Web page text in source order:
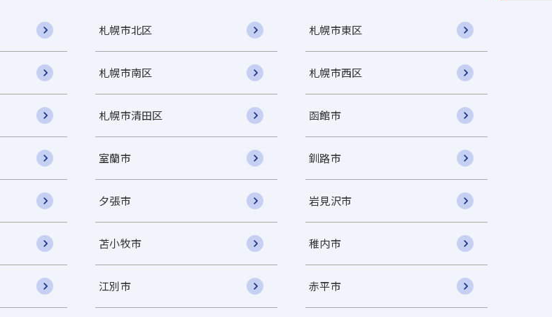
札幌市北区 札幌市東区
札幌市南区 札幌市西区
札幌市清田区 函館市
室蘭市 釧路市
夕張市 岩見沢市
苫小牧市 稚内市
江別市 赤平市